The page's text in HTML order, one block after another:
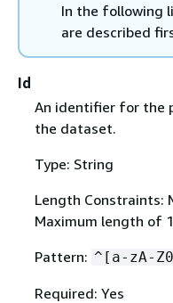
In the following
are described
Id
An identifier for the
the dataset.
Type: String
Length Constraints:
Maximum length of
Pattern: ^[a-zA-
Required: Yes